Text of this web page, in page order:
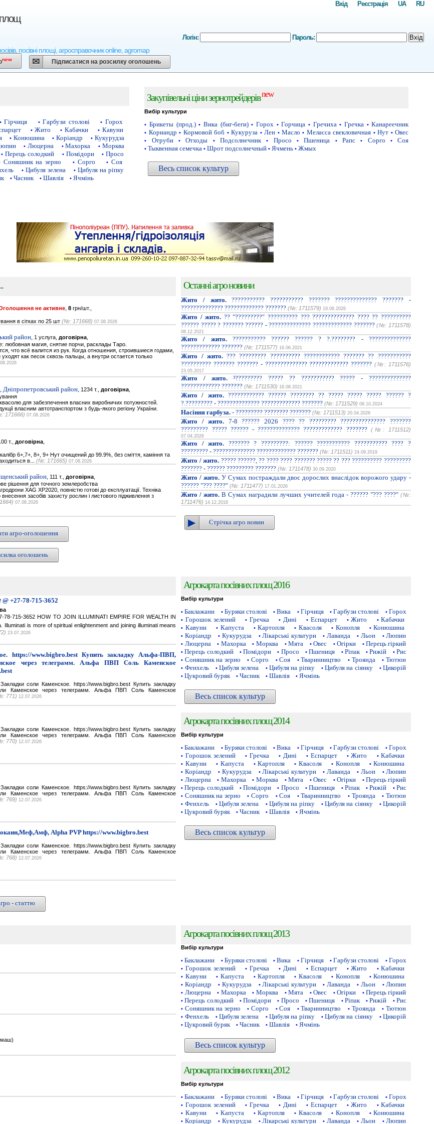
площ
посівні площі, агросправочник online, agromap
RU
UA
Реєстрація
Вхід
Логін: Пароль: Вхід
new Підписатися на розсилку оголошень
• Гірчиця • Гарбузи столові • Горох
• Жито • Кабачки • Кавуни
• Конюшина • Коріандр • Кукурудза
• Люцерна • Махорка • Морква
• Перець солодкий • Помідори • Просо
Соняшник на зерно • Сорго • Соя
• Цибуля зелена • Цибуля на ріпку
• Часник • Шавлія • Ячмінь
Закупівельні ціни зернотрейдерівnew
Вибір культури
• Брикеты (прод.) • Вика (биг-беги) • Горох • Горчица • Гречиха • Гречка • Канареечник
• Кориандр • Кормовой боб • Кукуруза • Лен • Масло • Меласса свекловичная • Нут • Овес
• Отруби • Отходы • Подсолнечник • Просо • Пшеница • Рапс • Сорго • Соя
• Тыквенная семечка • Шрот подсолнечный • Ячмень • Жмых
Весь список культур
не активне 8 грн/шт.,
в сітках по 25 шт (№: 171668) 07.08.2026
район, 1 услуга, договірна
любовная магия, снятие порчи, расклады Таро.
что всё валится из рук. Когда отношения, строившиеся годами,
как песок сквозь пальцы, а внутри остается только
Дніпропетровський район, 1234 т., договірна
для забезпечення власних виробничих потужностей.
власним автотранспортом з будь-якого регіону України.
171666) 07.08.2026
т., договірна
6+,7+, 8+, 9+ Нут очищений до 99.9%, без сміття, каміння та
в... (№: 171665) 07.08.2026
район, 111 т., договірна
рішення для точного землеробства
XAG XP2020, повністю готові до експлуатації. Техніка
засобів захисту рослин і листового підживлення з
07.08.2026
агро-оголошення
оголошень
Останні агро новини
Жито / жито.??????????? ??????????? ??????? ?????????????? ??????? -
?????????????? ????????????? ??????? (№: 1711579) 19.06.2026
Жито / жито. ?? "?????????" ?????????? ??? ?????????????? ???? ?? ??????????
?????? ????? ? ??????? ?????? - ?????????????? ????????????? ??????? (№: 1711578)
08.12.2021
Жито / жито.??????????? ?????? ?????? ? ?.???????? - ??????????????
????????????? ??????? (№: 1711577) 16.06.2021
Жито / жито.??? ????????? ?????????? ???????????? ??????? ?? ???????????
?????????? ??????? ??????? - ?????????????? ????????????? ??????? (№: 1711576)
23.05.2017
Жито / жито.³????????? ????? ?? ??????????? ????? - ??????????????
????????????? ??????? (№: 1711530) 16.08.2021
Жито / жито.???????????? ?????? ???????? ?? ????? ????? ????? ?????? ?
?.????????? - ?????????????? ????????????? ??????? (№: 1711529) 08.10.2024
Насіння гарбуза. - ????????? ???????? ??????? (№: 1711513) 20.04.2026
Жито / жито. 7-8 ?????? 2026 ???? ?? ????????? ??????????????? ???????
????????? ????? ?????? - ?????????????? ????????????? ???????
(№: 1711512)
07.04.2026
Жито / жито. ??????? ? ?????????: ?????? ??????????? ??????????? ???? ?
????????? - ?????????????? ????????????? ??????? (№: 1711511) 24.09.2019
Жито / жито. ????? ??????, ?? ???? ???? ??????? ????? ?? ??? ?????????? ?????????
??????? - ?????? ????????? ??????? (№: 1711478) 30.09.2020
Жито / жито. У Сумах постраждали двоє дорослих внаслідок ворожого удару -
?????? "??? ????" (№: 1711477) 17.01.2026
Жито / жито. В Сумах наградили лучших учителей года - ?????? "??? ????" (№:
1711476) 14.12.2018
Стрічка агро новин
+27-78-715-3652
715-3652 HOW TO JOIN ILLUMINATI EMPIRE FOR WEALTH IN
is more of spiritual enlightenment and joining illuminati means
23.07.2026
https://www.bigbro.best Купить закладку Альфа-ПВП,
через телеграмм. Альфа ПВП Соль Каменское
соли Каменское. https://www.bigbro.best Купить закладку
Каменское через телеграмм. Альфа ПВП Соль Каменское
771) 12.07.2026
соли Каменское. https://www.bigbro.best Купить закладку
Каменское через телеграмм. Альфа ПВП Соль Каменское
770) 12.07.2026
соли Каменское. https://www.bigbro.best Купить закладку
Каменское через телеграмм. Альфа ПВП Соль Каменское
769) 12.07.2026
Alpha PVP https://www.bigbro.best
соли Каменское. https://www.bigbro.best Купить закладку
Каменское через телеграмм. Альфа ПВП Соль Каменское
768) 12.07.2026
- статтю
Агрокарта посівних площ 2016
Вибір культури
• Баклажани • Буряки столові • Вика • Гірчиця • Гарбузи столові • Горох
• Горошок зелений • Гречка • Дині • Еспарцет • Жито • Кабачки
• Кавуни • Капуста • Картопля • Квасоля • Конопля • Конюшина
• Коріандр • Кукурудза • Лікарські культури • Лаванда • Льон • Люпин
• Люцерна • Махорка • Морква • Мята • Овес • Огірки • Перець гіркий
• Перець солодкий • Помідори • Просо • Пшениця • Ріпак • Рижій • Рис
• Соняшник на зерно • Сорго • Соя • Тваринництво • Троянда • Тютюн
• Фенхель • Цибуля зелена • Цибуля на ріпку • Цибуля на сіянку • Цикорій
• Цукровий буряк • Часник • Шавлія • Ячмінь
Весь список культур
Агрокарта посівних площ 2014
Вибір культури
• Баклажани • Буряки столові • Вика • Гірчиця • Гарбузи столові • Горох
• Горошок зелений • Гречка • Дині • Еспарцет • Жито • Кабачки
• Кавуни • Капуста • Картопля • Квасоля • Конопля • Конюшина
• Коріандр • Кукурудза • Лікарські культури • Лаванда • Льон • Люпин
• Люцерна • Махорка • Морква • Мята • Овес • Огірки • Перець гіркий
• Перець солодкий • Помідори • Просо • Пшениця • Ріпак • Рижій • Рис
• Соняшник на зерно • Сорго • Соя • Тваринництво • Троянда • Тютюн
• Фенхель • Цибуля зелена • Цибуля на ріпку • Цибуля на сіянку • Цикорій
• Цукровий буряк • Часник • Шавлія • Ячмінь
Весь список культур
Агрокарта посівних площ 2013
Вибір культури
• Баклажани • Буряки столові • Вика • Гірчиця • Гарбузи столові • Горох
• Горошок зелений • Гречка • Дині • Еспарцет • Жито • Кабачки
• Кавуни • Капуста • Картопля • Квасоля • Конопля • Конюшина
• Коріандр • Кукурудза • Лікарські культури • Лаванда • Льон • Люпин
• Люцерна • Махорка • Морква • Мята • Овес • Огірки • Перець гіркий
• Перець солодкий • Помідори • Просо • Пшениця • Ріпак • Рижій • Рис
• Соняшник на зерно • Сорго • Соя • Тваринництво • Троянда • Тютюн
• Фенхель • Цибуля зелена • Цибуля на ріпку • Цибуля на сіянку • Цикорій
• Цукровий буряк • Часник • Шавлія • Ячмінь
Весь список культур
Агрокарта посівних площ 2012
Вибір культури
• Баклажани • Буряки столові • Вика • Гірчиця • Гарбузи столові • Горох
• Горошок зелений • Гречка • Дині • Еспарцет • Жито • Кабачки
• Кавуни • Капуста • Картопля • Квасоля • Конопля • Конюшина
• Коріандр • Кукурудза • Лікарські культури • Лаванда • Льон • Люпин